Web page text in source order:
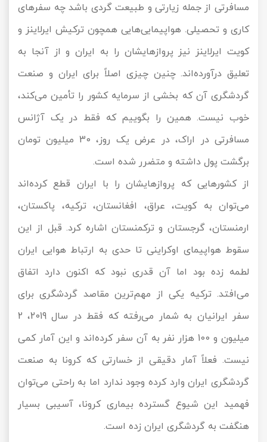
مسافرتی از جمله زیارتی و طبیعت گردی باشد چه سفرهای
کاری و تحصیلی. هواپیمایی‌هایی همچون ترکیش ایرلاینز و
کویت ایرلاینز نیز پروازهایشان را به ایران و از آنجا به
تعلیق درآورده‌اند. چنین چیزی اصلاً برای ایران و صنعت
گردشگری آن که بخشی از سرمایه کشور را تأمین می‌کند،
خوب نیست. همین را بگوییم که فقط در یک آژانس
مسافرتی در اراک، در عرض یک روز، 30 میلیون تومان
برگشت پول داشته و متضرر شده است.
از کشورهایی که پروازهایشان را با ایران قطع کرده‌اند
می‌توان به کویت، عراق، افغانستان، ترکیه، پاکستان،
ارمنستان، گرجستان و ترکمنستان اشاره کرد. قبل از این
سقوط هواپیمای اوکراینی تا حدی به ارتباط هوایی ایران
لطمه زده بود اما آن قدری نبود که اکنون دارد اتفاق
می‌افتد. ترکیه یکی از مهم‌ترین مقاصد گردشگری برای
سفر ایرانیان به شمار می‌رفته که فقط در سال 2019، 2
میلیون و 100 هزار نفر به آن سفر کرده‌اند و این آمار کمی
نیست. فعلاً آمار دقیقی از خسارتی که کرونا به صنعت
گردشگری ایران وارد کرده وجود ندارد اما به راحتی می‌توان
فهمید این شیوع گسترده بیماری کرونا، آسیبی بسیار
هنگفت به گردشگری ایران زده است.